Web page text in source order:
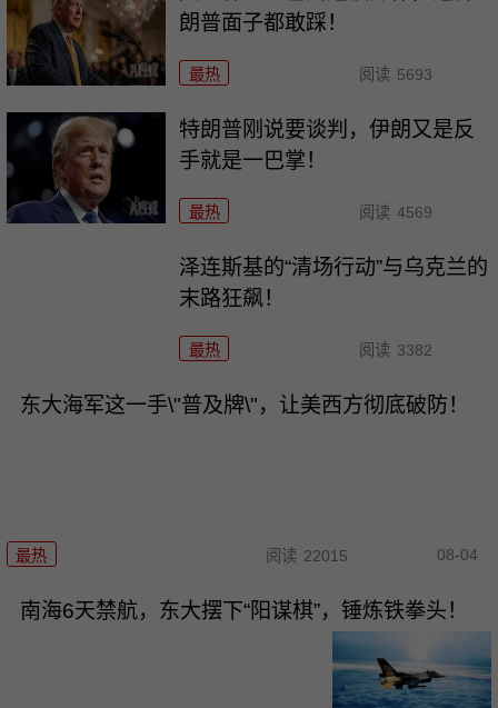
朗普面子都敢踩！
最热 阅读 5693
特朗普刚说要谈判，伊朗又是反
手就是一巴掌！
最热 阅读 4569
泽连斯基的“清场行动”与乌克兰的
末路狂飙！
最热 阅读 3382
东大海军这一手\"普及牌\"，让美西方彻底破防！
最热 阅读 22015 08-04
南海6天禁航，东大摆下“阳谋棋”，锤炼铁拳头！